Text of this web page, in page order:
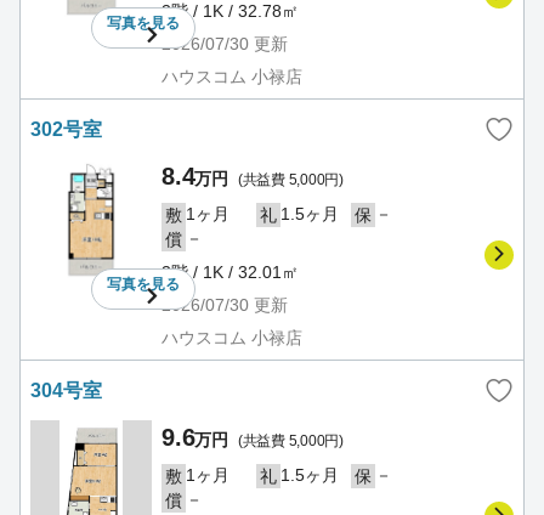
写真を見る
3階 / 1K / 32.78㎡
2026/07/30 更新
ハウスコム 小禄店
302号室
写真を見る
8.4万円 (共益費 5,000円)
敷 1ヶ月 礼 1.5ヶ月 保 －
償 －
3階 / 1K / 32.01㎡
2026/07/30 更新
ハウスコム 小禄店
304号室
9.6万円 (共益費 5,000円)
敷 1ヶ月 礼 1.5ヶ月 保 －
償 －